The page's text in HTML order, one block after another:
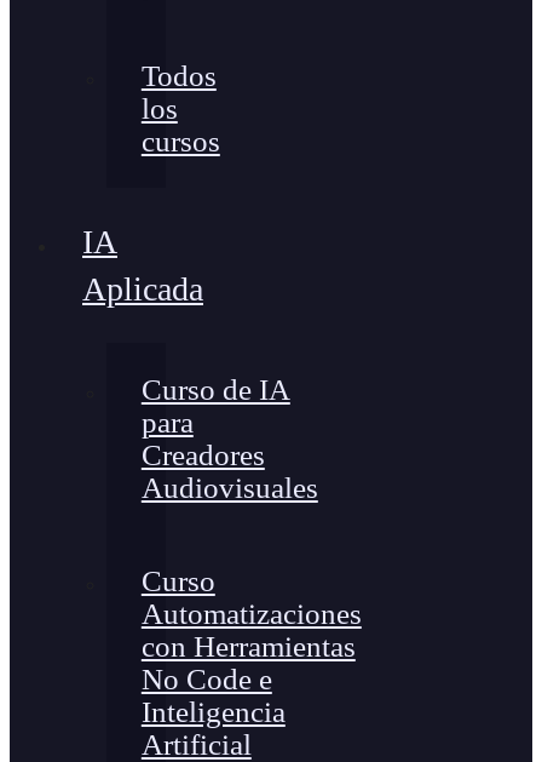
Todos
los
cursos
IA
Aplicada
Curso de IA
para
Creadores
Audiovisuales
Curso
Automatizaciones
con Herramientas
No Code e
Inteligencia
Artificial